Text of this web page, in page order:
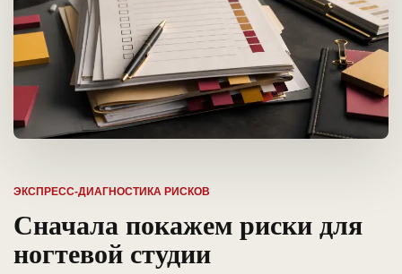
ЭКСПРЕСС-ДИАГНОСТИКА РИСКОВ
Сначала покажем риски для
ногтевой студии